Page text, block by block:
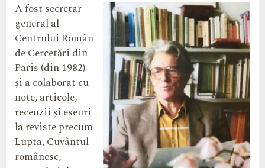
A fost secretar
general al
Centrului Român
de Cercetări din
Paris (din 1982)
și a colaborat cu
note, articole,
recenzii și eseuri
la reviste precum
Lupta, Cuvântul
românesc,